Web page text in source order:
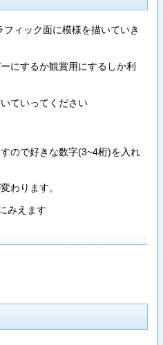
ィック面に模様を描いていき
にするか観賞用にするしか利
ていってください
ので好きな数字(3~4桁)を入れ
わります。
みえます